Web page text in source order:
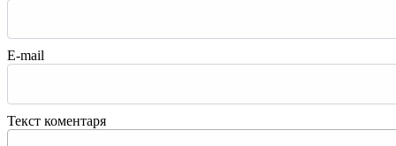
E-mail
Текст коментаря